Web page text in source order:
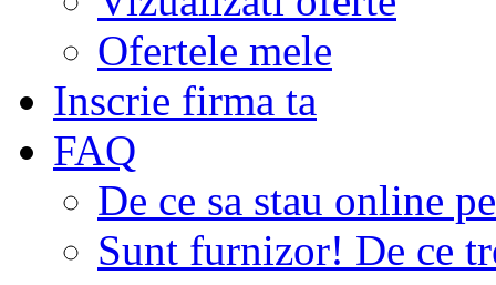
Ofertele mele
Inscrie firma ta
FAQ
De ce sa stau online
Sunt furnizor! De ce